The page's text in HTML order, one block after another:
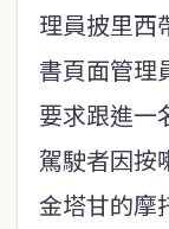
理員披里西
書頁面管理
要求跟進一
駕駛者因按
金塔甘的摩